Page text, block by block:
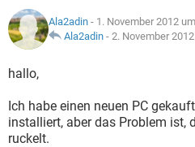
WHATSAPP
FACEBOOK
WINDOWS 10
WHATSAPP
FACEBOOK
SPIELE
ANDROID
FACEBOOK
LEXIKON
SPIELE
ANDROID
WINDOWS 10
WHATSAPP
Ala2adin - 1. November 2012
Ala2adin - 2. November
hallo,
Ich habe einen neuen PC
installiert, aber das Problem ist,
ruckelt.